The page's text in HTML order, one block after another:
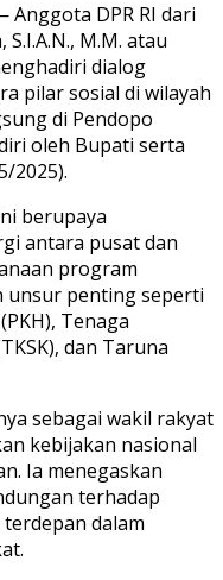
Anggota DPR RI dari
M.M. atau
dialog
pilar sosial di wilayah
di Pendopo
oleh Bupati serta
2025).
berupaya
antara pusat dan
program
unsur penting seperti
Tenaga
dan Taruna
sebagai wakil rakyat
kebijakan nasional
Ia menegaskan
terhadap
dalam